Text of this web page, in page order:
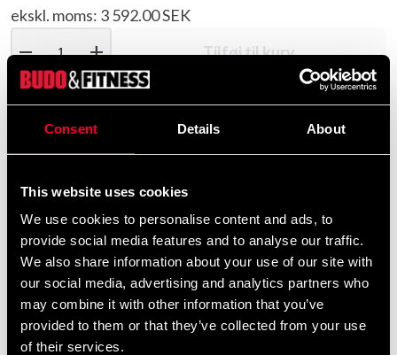
Consent Details About
This website uses cookies
We use cookies to personalise content and ads, to
provide social media features and to analyse our traffic.
We also share information about your use of our site with
our social media, advertising and analytics partners who
may combine it with other information that you’ve
provided to them or that they’ve collected from your use
of their services.
ekskl. moms: 3 592.00 SEK
remove add Tilføj til kurv
Produktinformation
Den ultimative træningstaske til enhver klub. Vores
boksesæk vejer omkring 60 kg og med en diameter på
omkring 50 cm vil det være en helt anden følelse, når
du rammer posen. Det siger sig selv, at det kræver lidt
ekstra at få sådan en sæk til at gynge. Vi har gjort
polstringen lidt blødere, så hitfølelsen bliver
god. Tasken fungerer ikke kun til boksning men til al
mulig træning som fitnessboksning, crosstræning osv.